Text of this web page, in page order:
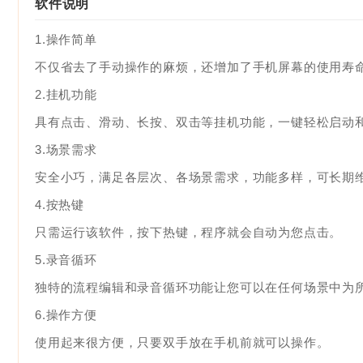
软件说明
1.操作简单
不仅省去了手动操作的麻烦，还增加了手机屏幕的使用寿
2.挂机功能
具有点击、滑动、长按、双击等挂机功能，一键轻松启动
3.场景需求
安全小巧，满足各层次、各场景需求，功能多样，可长期
4.按热键
只需运行该软件，按下热键，程序就会自动为您点击。
5.录音循环
独特的流程编辑和录音循环功能让您可以在任何场景中为
6.操作方便
使用起来很方便，只要双手放在手机前就可以操作。